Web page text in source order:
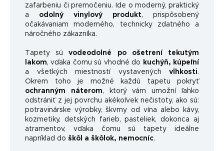
zafarbeniu či premočeniu. Ide o moderný, praktický
a odolný vinylový produkt, prispôsobený
očakávaniam moderného, ​​technicky zdatného a
náročného zákazníka.
Tapety súvodeodolné po ošetrení tekutým
lakom, vďaka čomu sú vhodné do
kuchýň, kúpeľní
a všetkých miestností vystavených vlhkosti.
Okrem toho je možné každú tapetu pokryť
ochranným náterom, ktorý vám umožní ľahko
odstrániť z jej povrchu akékoľvek nečistoty, ako sú:
potravinárske výrobky, škvrny od vína alebo kávy,
kozmetiky, detských farieb, pasteliek, dokonca aj
atramentov, vďaka čomu sú tapety ideálne
napríklad do škôl a škôlok, nemocníc.